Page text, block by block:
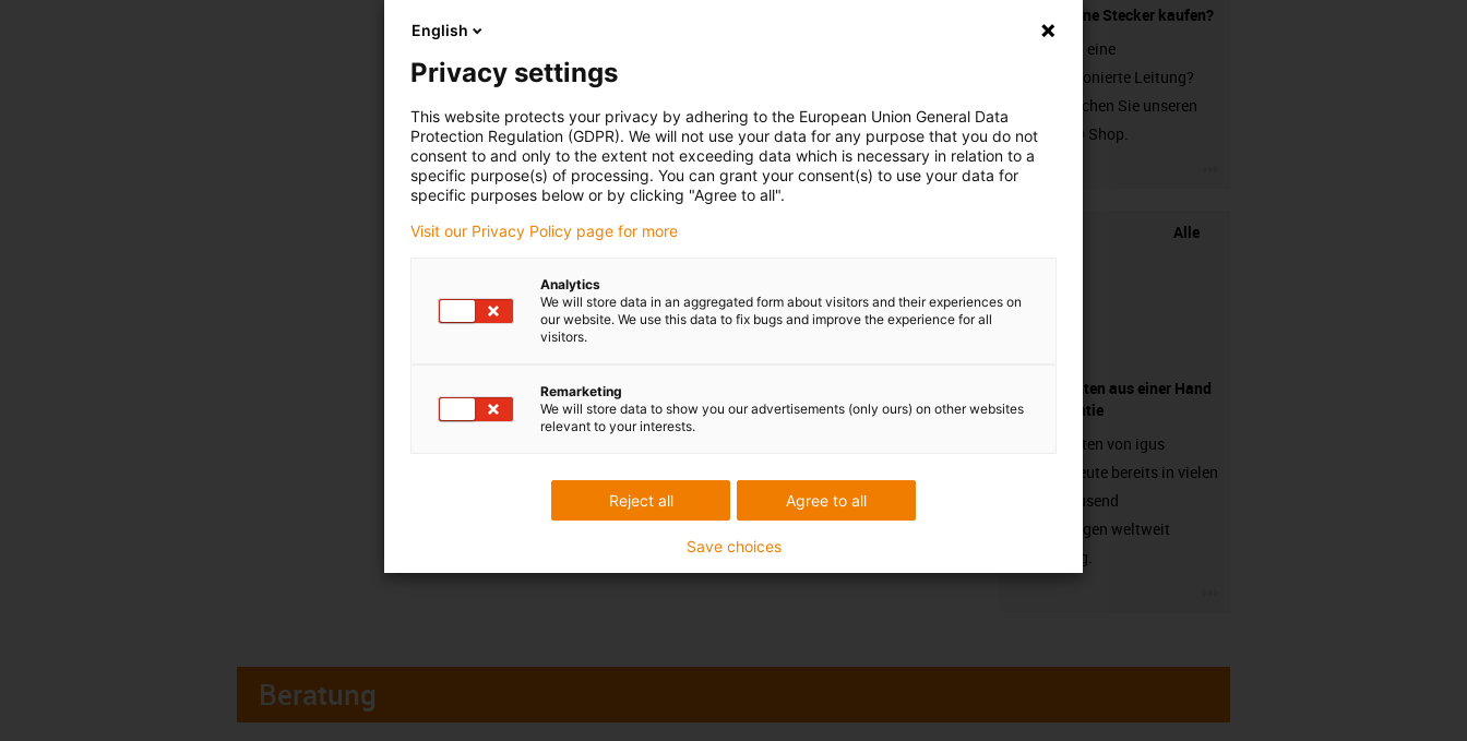
Leitung ohne Stecker kaufen?
Sie suchen eine
unkonfektionierte Leitung?
Dann besuchen Sie unseren
chainflex® Shop.
Alle
Komponenten aus einer Hand
- mit Garantie
Energieketten von igus
arbeiten heute bereits in vielen
hunderttausend
Anwendungen weltweit
zuverlässig.
Beratung
English
Privacy settings
This website protects your privacy by adhering to the European Union General Data
Protection Regulation (GDPR). We will not use your data for any purpose that you do not
consent to and only to the extent not exceeding data which is necessary in relation to a
specific purpose(s) of processing. You can grant your consent(s) to use your data for
specific purposes below or by clicking "Agree to all".
Visit our Privacy Policy page for more
Analytics
We will store data in an aggregated form about visitors and their experiences on
our website. We use this data to fix bugs and improve the experience for all
visitors.
Remarketing
We will store data to show you our advertisements (only ours) on other websites
relevant to your interests.
Agree to all
Reject all
Save choices